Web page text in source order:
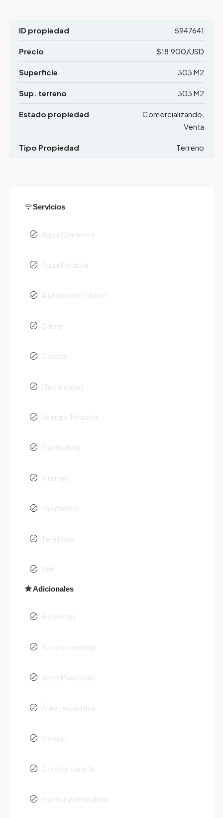
ID propiedad 5947641
Precio $18,900/USD
Superficie 303 M2
Sup. terreno 303 M2
Estado propiedad
Comercializando,
Venta
Tipo Propiedad Terreno
Servicios
Agua Corriente
Agua Potable
Alumbrado Público
Cable
Cloaca
Electricidad
Energia Trifasica
Gas Natural
Internet
Pavimento
Teléfono
Wifi
Adicionales
Amenities
Apto comercial
Apto Mascotas
Área recreativa
Celular
Cordón cuneta
Escritura Inmediata